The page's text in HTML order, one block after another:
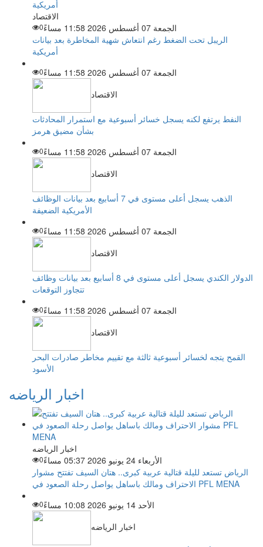
الاقتصاد
الجمعة 07 أغسطس 2026 11:58 مساءً
0
الريبل تحت الضغط رغم انتعاش شهية المخاطرة بعد بيانات
أمريكية
الجمعة 07 أغسطس 2026 11:58 مساءً
0
الاقتصاد
النفط يرتفع لكنه يسجل خسائر أسبوعية مع استمرار المحادثات
بشأن مضيق هرمز
الجمعة 07 أغسطس 2026 11:58 مساءً
0
الاقتصاد
الذهب يسجل أعلى مستوى في 7 أسابيع بعد بيانات الوظائف
الأمريكية الضعيفة
الجمعة 07 أغسطس 2026 11:58 مساءً
0
الاقتصاد
الدولار الكندي يسجل أعلى مستوى في 8 أسابيع بعد بيانات وظائف
تتجاوز التوقعات
الجمعة 07 أغسطس 2026 11:58 مساءً
0
الاقتصاد
القمح يتجه لخسائر أسبوعية ثالثة مع تقييم مخاطر صادرات البحر
الأسود
اخبار الرياضه
اخبار الرياضه
الأربعاء 24 يونيو 2026 05:37 مساءً
0
الرياض تستعد لليلة قتالية عربية كبرى.. هتان السيف تفتتح مشوار
الاحتراف ومالك باساهل يواصل رحلة الصعود في PFL MENA
الأحد 14 يونيو 2026 10:08 مساءً
0
اخبار الرياضه